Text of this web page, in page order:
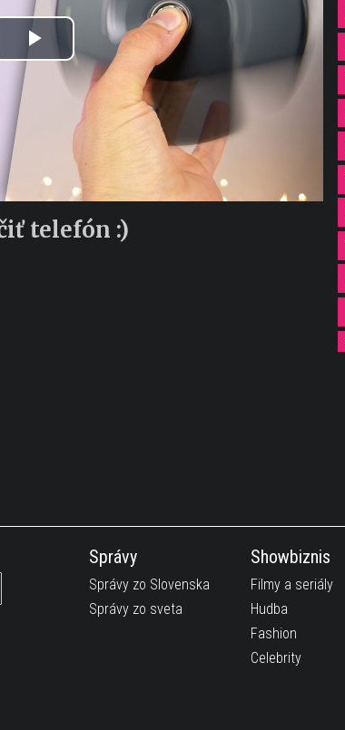
Play
Video
telefón :)
Správy
Správy zo Slovenska
Správy zo sveta
Showbiznis
Filmy a seriály
Hudba
Fashion
Celebrity